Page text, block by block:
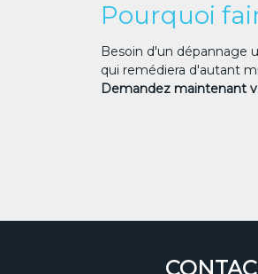
Pourquoi
Besoin d'un dépannage
qui remédiera d'autant
Demandez maintenant